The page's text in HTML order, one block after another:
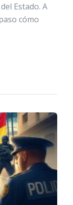
Estado. A
cómo